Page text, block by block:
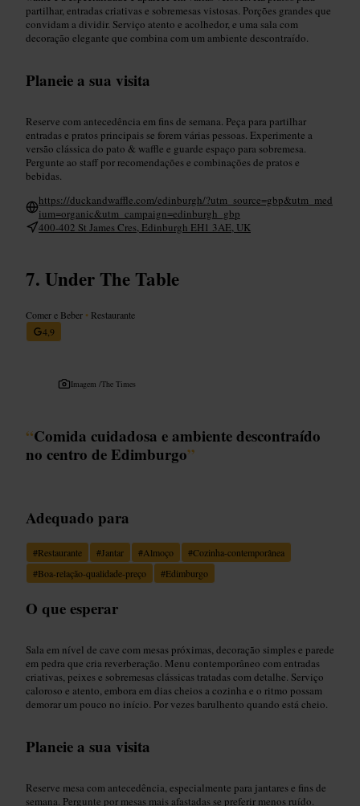
partilhar, entradas criativas e sobremesas vistosas. Porções grandes que
convidam a dividir. Serviço atento e acolhedor, e uma sala com
decoração elegante que combina com um ambiente descontraído.
Planeie a sua visita
Reserve com antecedência em fins de semana. Peça para partilhar
entradas e pratos principais se forem várias pessoas. Experimente a
versão clássica do pato & waffle e guarde espaço para sobremesa.
Pergunte ao staff por recomendações e combinações de pratos e
bebidas.
https://duckandwaffle.com/edinburgh/?utm_source=gbp&utm_med
ium=organic&utm_campaign=edinburgh_gbp
400-402 St James Cres, Edinburgh EH1 3AE, UK
Under The Table
Comer e Beber • Restaurante
4,9
Imagem /The Times
“Comida cuidadosa e ambiente descontraído
no centro de Edimburgo”
Adequado para
#Restaurante #Jantar #Almoço #Cozinha-contemporânea
#Boa-relação-qualidade-preço #Edimburgo
O que esperar
Sala em nível de cave com mesas próximas, decoração simples e parede
em pedra que cria reverberação. Menu contemporâneo com entradas
criativas, peixes e sobremesas clássicas tratadas com detalhe. Serviço
caloroso e atento, embora em dias cheios a cozinha e o ritmo possam
demorar um pouco no início. Por vezes barulhento quando está cheio.
Planeie a sua visita
Reserve mesa com antecedência, especialmente para jantares e fins de
semana. Pergunte por mesas mais afastadas se preferir menos ruído.